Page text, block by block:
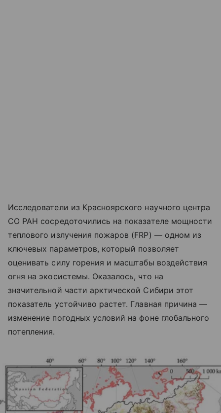
Исследователи из Красноярского научного центра
СО РАН сосредоточились на показателе мощности
теплового излучения пожаров (FRP) — одном из
ключевых параметров, который позволяет
оценивать силу горения и масштабы воздействия
огня на экосистемы. Оказалось, что на
значительной части арктической Сибири этот
показатель устойчиво растет. Главная причина —
изменение погодных условий на фоне глобального
потепления.